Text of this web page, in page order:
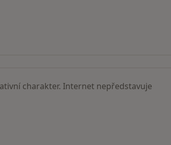
charakter. Internet nepředstavuje